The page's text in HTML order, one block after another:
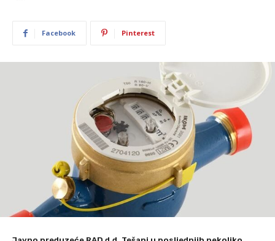
Facebook Pinterest